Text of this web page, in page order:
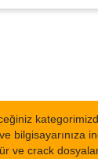
bilgisayarınıza
ve crack